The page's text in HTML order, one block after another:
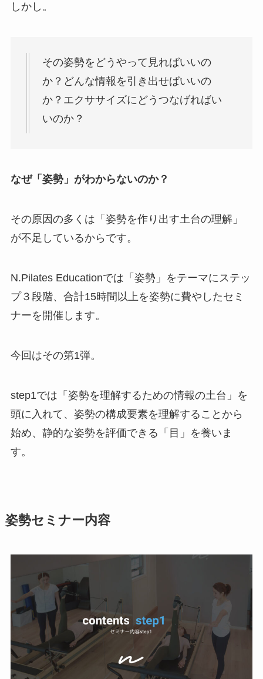
しかし。
その姿勢をどうやって見ればいいの
か？どんな情報を引き出せばいいの
か？エクササイズにどうつなげればい
いのか？
なぜ「姿勢」がわからないのか？
その原因の多くは「姿勢を作り出す土台の理解」
が不足しているからです。
N.Pilates Educationでは「姿勢」をテーマにステッ
プ３段階、合計15時間以上を姿勢に費やしたセミ
ナーを開催します。
今回はその第1弾。
step1では「姿勢を理解するための情報の土台」を
頭に入れて、姿勢の構成要素を理解することから
始め、静的な姿勢を評価できる「目」を養いま
す。
姿勢セミナー内容